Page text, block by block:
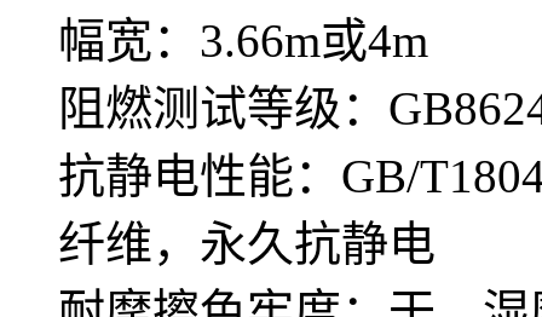
幅宽：3.66m或4m
阻燃测试等级：
抗静电性能：GB/
纤维，永久抗静电